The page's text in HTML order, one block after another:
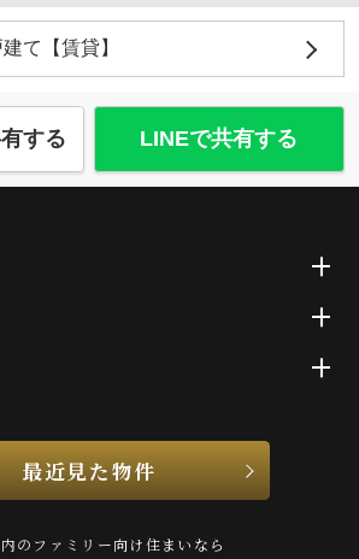
て【賃貸】
する LINEで共有する
最近見た物件
のファミリー向け住まいなら